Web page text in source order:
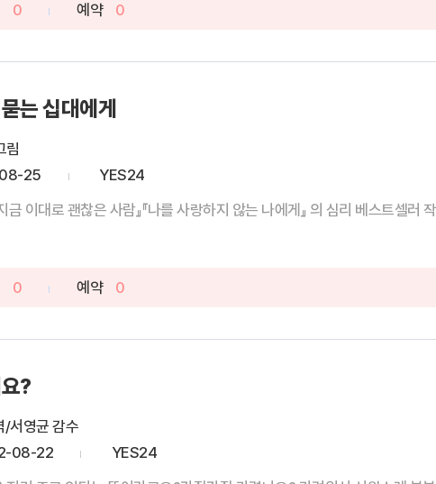
0 예약 0
는 십대에게
림
25
YES24
지금 이대로 괜찮은 사람』『나를 사랑하지 않는 나에게』 의 심리 베스트셀러
0 예약 0
?
/서영균 감수
08-22
YES24